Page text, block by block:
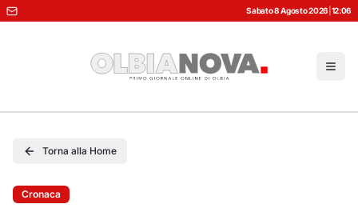
Sabato 8 Agosto 2026 12:06
Torna alla Home
Cronaca